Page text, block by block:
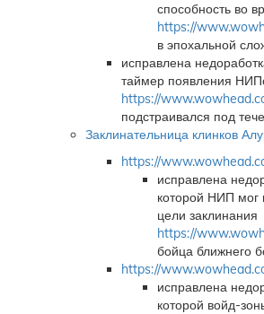
способность во
https://
в эпохальной
исправлена
таймер появления
https://
подстраивался под
Заклинательница клинков
https://
исправлена
которой НИП мог
цели заклинания
https://
бойца ближнего
https://
исправлена
которой войд-